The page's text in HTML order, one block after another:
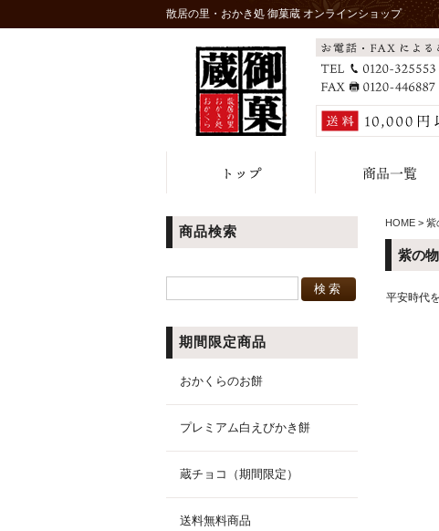
散居の里・おかき処 御菓蔵 オンラインショップ
商品検索
期間限定商品
おかくらのお餅
プレミアム白えびかき餅
蔵チョコ（期間限定）
送料無料商品
HOME > 紫
紫の
平安時代